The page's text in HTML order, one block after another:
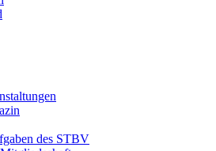
des STBV